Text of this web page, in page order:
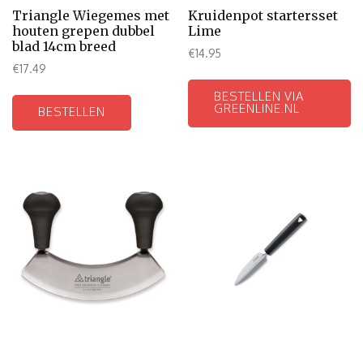
Triangle Wiegemes met
houten grepen dubbel
blad 14cm breed
€17.49
BESTELLEN
Kruidenpot startersset
Lime
€14.95
BESTELLEN VIA
GREENLINE.NL